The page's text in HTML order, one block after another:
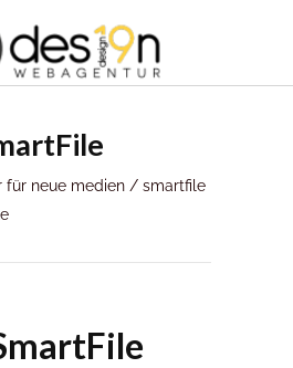
für neue medien / smartfile